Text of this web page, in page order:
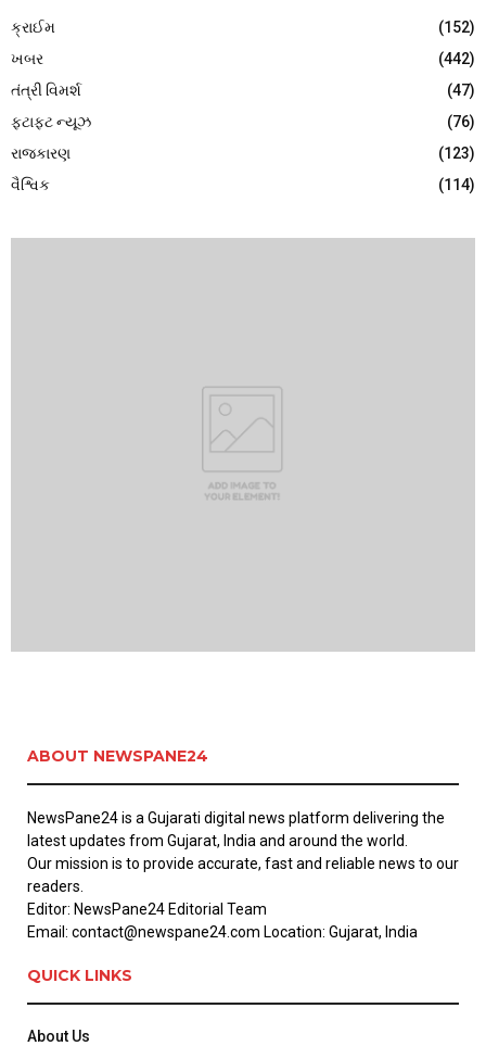
ક્રાઈમ
(152)
ખબર
(442)
તંત્રી વિમર્શ
(47)
ફટાફટ ન્યૂઝ
(76)
રાજકારણ
(123)
વૈશ્વિક
(114)
ABOUT NEWSPANE24
NewsPane24 is a Gujarati digital news platform delivering the
latest updates from Gujarat, India and around the world.
Our mission is to provide accurate, fast and reliable news to our
readers.
Editor: NewsPane24 Editorial Team
Email: contact@newspane24.com Location: Gujarat, India
QUICK LINKS
About Us